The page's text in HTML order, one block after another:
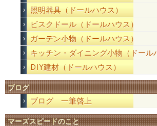
照明器具（ドールハウス）
ビスクドール（ドールハウス）
ガーデン小物（ドールハウス）
キッチン・ダイニング小物（ドール
DIY建材（ドールハウス）
ブログ
ブログ 一筆啓上
マーズスピードのこと